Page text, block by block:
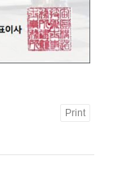
Print